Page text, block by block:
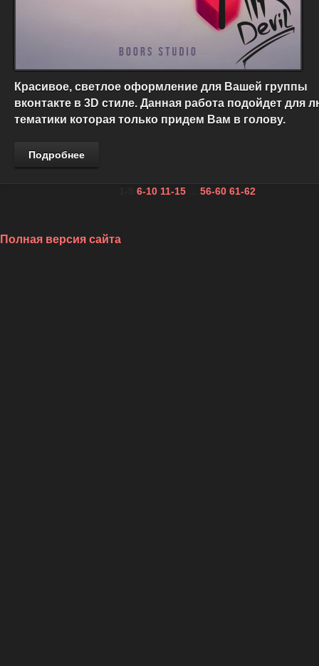
Красивое, светлое оформление для Вашей группы
вконтакте в 3D стиле. Данная работа подойдет для
тематики которая только придем Вам в голову.
Подробнее
6-10 11-15 56-60 61-62
Полная версия сайта